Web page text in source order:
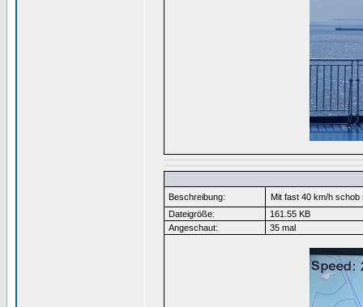
Beschreibung:
Mit fast 40 km/h
Dateigröße:
161.55 KB
Angeschaut:
35 mal